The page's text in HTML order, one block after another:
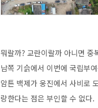
뭐랄까? 교란이랄까 아니면
남쪽 기슭에서 이번에 국립부
암튼 백제가 웅진에서 사비로
랑한다는 점은 부인할 수 없다.